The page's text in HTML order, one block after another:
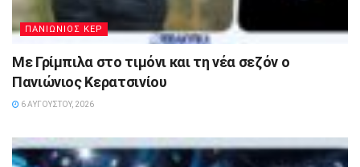
ΠΑΝΙΩΝΙΟΣ ΚΕΡ
Με Γρίμπιλα στο τιμόνι και τη νέα σεζόν ο
Πανιώνιος Κερατσινίου
6 ΑΥΓΟΎΣΤΟΥ, 2026